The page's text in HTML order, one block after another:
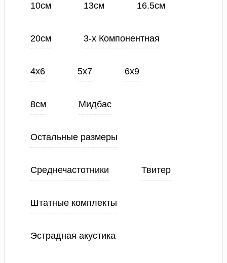
10см 13см 16.5см
20см 3-х Компонентная
4х6 5х7 6х9
8см Мидбас
Остальные размеры
Среднечастотники Твитер
Штатные комплекты
Эстрадная акустика